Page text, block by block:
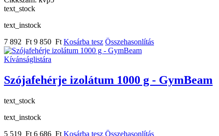
text_stock
text_instock
7 892 Ft 9 850 Ft Kosárba tesz Összehasonlítás
Kívánságlistára
Szójafehérje izolátum 1000 g - GymBeam
text_stock
text_instock
5 519 Ft 6 686 Ft Kosárba tesz Összehasonlítás